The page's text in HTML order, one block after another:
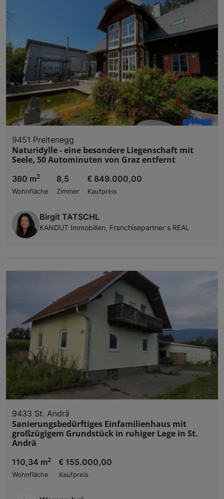
9451 Preitenegg
Naturidylle - eine besondere Liegenschaft mit
Seele, 50 Autominuten von Graz entfernt
360 m2
Wohnfläche
8,5
Zimmer
€ 849.000,00
Kaufpreis
Birgit TATSCHL
KANDUT Immobilien, Franchisepartner s REAL
9433 St. Andrä
Sanierungsbedürftiges Einfamilienhaus mit
großzügigem Grundstück in ruhiger Lage in St.
Andrä
110,34 m2
Wohnfläche
€ 155.000,00
Kaufpreis